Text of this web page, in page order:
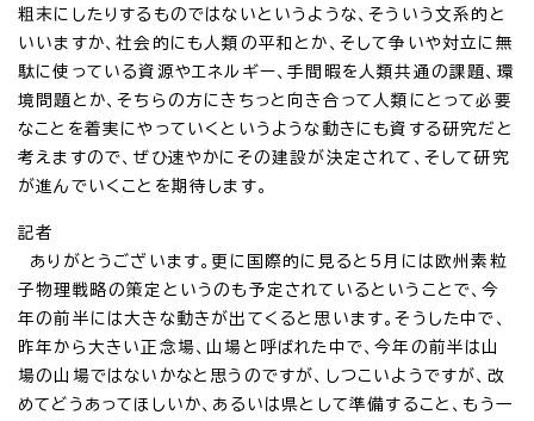
粗末にしたりするものではないというような、そういう文系的と
いいますか、社会的にも人類の平和とか、そして争いや対立に無
駄に使っている資源やエネルギー、手間暇を人類共通の課題、環
境問題とか、そちらの方にきちっと向き合って人類にとって必要
なことを着実にやっていくというような動きにも資する研究だと
考えますので、ぜひ速やかにその建設が決定されて、そして研究
が進んでいくことを期待します。
記者
ありがとうございます。更に国際的に見ると5月には欧州素粒
子物理戦略の策定というのも予定されているということで、今
年の前半には大きな動きが出てくると思います。そうした中で、
昨年から大きい正念場、山場と呼ばれた中で、今年の前半は山
場の山場ではないかなと思うのですが、しつこいようですが、改
めてどうあってほしいか、あるいは県として準備すること、もう一